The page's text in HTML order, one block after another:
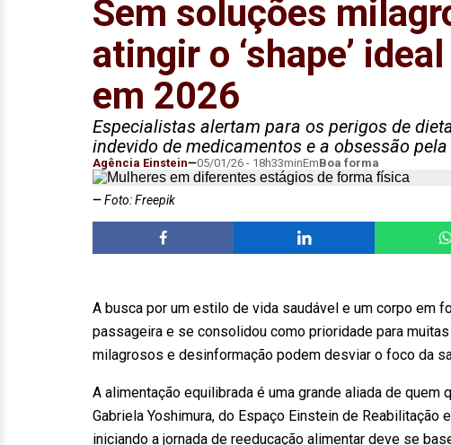
Sem soluções
atingir o ‘shape’
em 2026
Especialistas alertam para os perigos de
indevido de medicamentos e a obsessão
Agência Einstein 05/01/26 - 18h33minEmBoa forma
Foto: Freepik
A busca por um estilo de vida saudável e um corpo em
passageira e se consolidou como prioridade para
milagrosos e desinformação podem desviar o foco da
A alimentação equilibrada é uma grande aliada de
Gabriela Yoshimura, do Espaço Einstein de
iniciando a jornada de reeducação alimentar deve se